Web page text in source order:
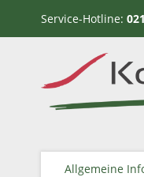
Service-Hotline:
Allgemeine